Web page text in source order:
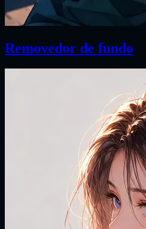
Removedor de fundo